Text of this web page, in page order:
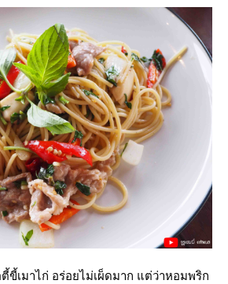
ขี้เมาไก่ อร่อยไม่เผ็ดมาก แต่ว่าหอมพริก